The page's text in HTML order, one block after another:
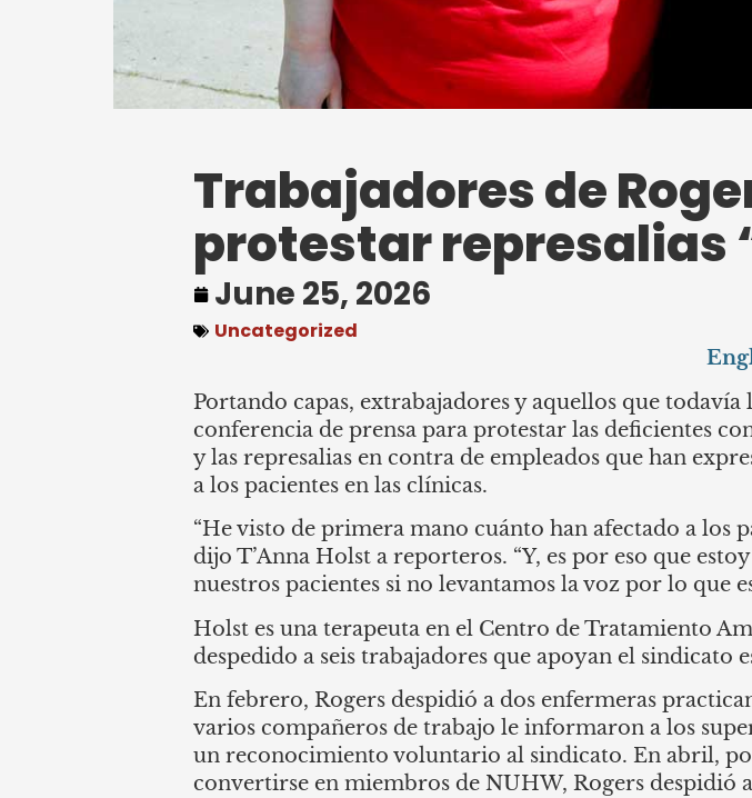
Trabajadores de
protestar represalias
June 25, 2026
Uncategorized
Portando capas, extrabajadores y aquellos que
conferencia de prensa para protestar las deficientes
y las represalias en contra de empleados que han
a los pacientes en las clínicas.
“He visto de primera mano cuánto han afectado a los
dijo T’Anna Holst a reporteros. “Y, es por eso que
nuestros pacientes si no levantamos la voz por lo que
Holst es una terapeuta en el Centro de Tratamiento
despedido a seis trabajadores que apoyan el sindicato
En febrero, Rogers despidió a dos enfermeras
varios compañeros de trabajo le informaron a los
un reconocimiento voluntario al sindicato. En abril,
convertirse en miembros de NUHW, Rogers despidió